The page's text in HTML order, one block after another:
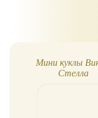
Мини куклы
Стелла